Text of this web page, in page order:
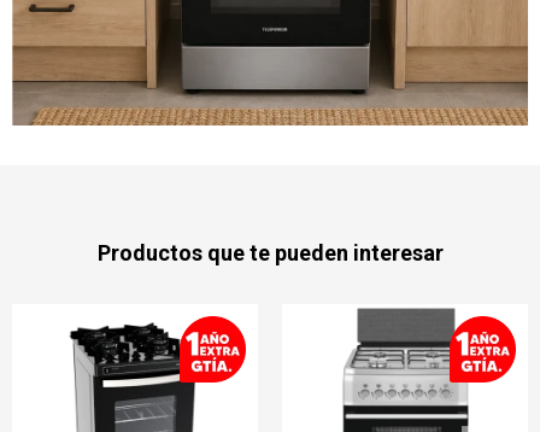
Productos que te pueden interesar